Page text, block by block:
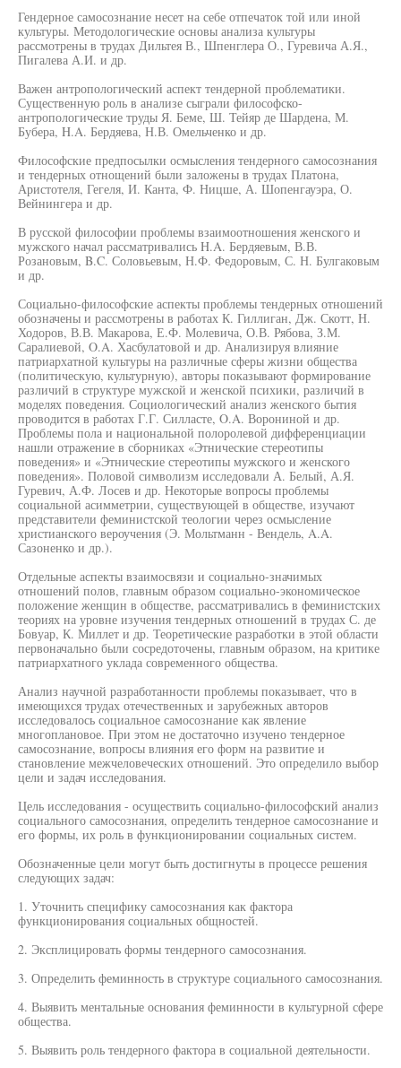
Гендерное самосознание несет на себе отпечаток той или иной
культуры. Методологические основы анализа культуры
рассмотрены в трудах Дильтея В., Шпенглера О., Гуревича А.Я.,
Пигалева А.И. и др.
Важен антропологический аспект тендерной проблематики.
Существенную роль в анализе сыграли философско-
антропологические труды Я. Беме, Ш. Тейяр де Шардена, М.
Бубера, H.A. Бердяева, Н.В. Омельченко и др.
Философские предпосылки осмысления тендерного самосознания
и тендерных отнощений были заложены в трудах Платона,
Аристотеля, Гегеля, И. Канта, Ф. Ницше, А. Шопенгауэра, О.
Вейнингера и др.
В русской философии проблемы взаимоотношения женского и
мужского начал рассматривались H.A. Бердяевым, В.В.
Розановым, B.C. Соловьевым, Н.Ф. Федоровым, С. Н. Булгаковым
и др.
Социально-философские аспекты проблемы тендерных отношений
обозначены и рассмотрены в работах К. Гиллиган, Дж. Скотт, Н.
Ходоров, В.В. Макарова, Е.Ф. Молевича, О.В. Рябова, З.М.
Саралиевой, O.A. Хасбулатовой и др. Анализируя влияние
патриархатной культуры на различные сферы жизни общества
(политическую, культурную), авторы показывают формирование
различий в структуре мужской и женской психики, различий в
моделях поведения. Социологический анализ женского бытия
проводится в работах Г.Г. Силласте, O.A. Ворониной и др.
Проблемы пола и национальной полоролевой дифференциации
нашли отражение в сборниках «Этнические стереотипы
поведения» и «Этнические стереотипы мужского и женского
поведения». Половой символизм исследовали А. Белый, А.Я.
Гуревич, А.Ф. Лосев и др. Некоторые вопросы проблемы
социальной асимметрии, существующей в обществе, изучают
представители феминистской теологии через осмысление
христианского вероучения (Э. Мольтманн - Вендель, A.A.
Сазоненко и др.).
Отдельные аспекты взаимосвязи и социально-значимых
отношений полов, главным образом социально-экономическое
положение женщин в обществе, рассматривались в феминистских
теориях на уровне изучения тендерных отношений в трудах С. де
Бовуар, К. Миллет и др. Теоретические разработки в этой области
первоначально были сосредоточены, главным образом, на критике
патриархатного уклада современного общества.
Анализ научной разработанности проблемы показывает, что в
имеющихся трудах отечественных и зарубежных авторов
исследовалось социальное самосознание как явление
многоплановое. При этом не достаточно изучено тендерное
самосознание, вопросы влияния его форм на развитие и
становление межчеловеческих отношений. Это определило выбор
цели и задач исследования.
Цель исследования - осуществить социально-философский анализ
социального самосознания, определить тендерное самосознание и
его формы, их роль в функционировании социальных систем.
Обозначенные цели могут быть достигнуты в процессе решения
следующих задач:
1. Уточнить специфику самосознания как фактора
функционирования социальных общностей.
2. Эксплицировать формы тендерного самосознания.
3. Определить феминность в структуре социального самосознания.
4. Выявить ментальные основания феминности в культурной сфере
общества.
5. Выявить роль тендерного фактора в социальной деятельности.